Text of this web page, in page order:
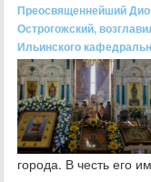
Преосвященнейший
Острогожский,
Ильинского
города. В честь его